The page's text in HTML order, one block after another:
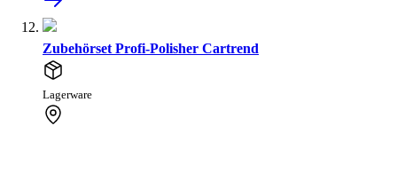
Zubehörset Profi-Polisher Cartrend
Lagerware